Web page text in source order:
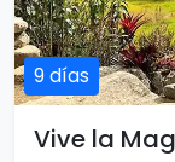
9 días
Vive la